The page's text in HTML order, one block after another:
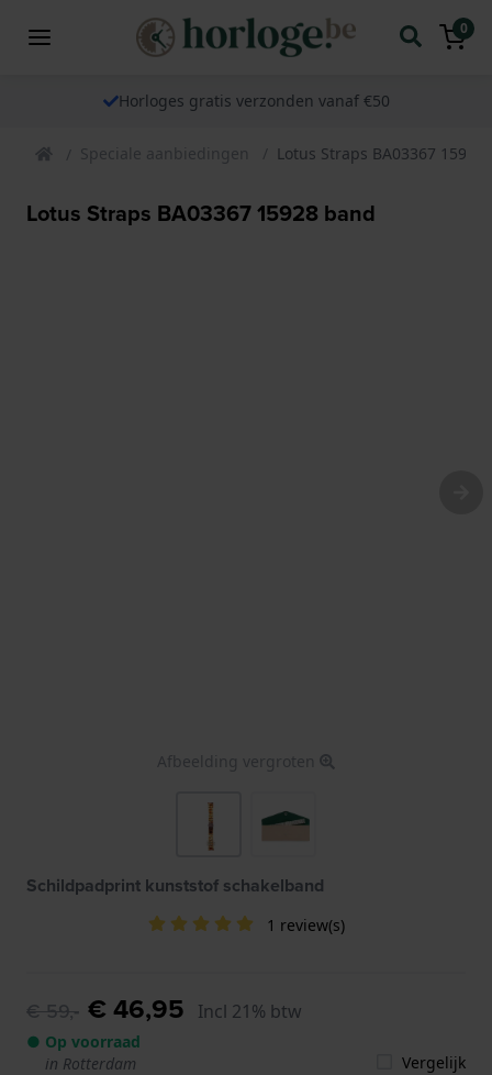
0
Horloges gratis verzonden vanaf €50
Speciale aanbiedingen Lotus Straps BA03367 15928
Lotus Straps BA03367 15928 band
Afbeelding vergroten
Schildpadprint kunststof schakelband
1 review(s)
€ 59,- € 46,95 Incl 21% btw
● Op voorraad
in Rotterdam
Vergelijk